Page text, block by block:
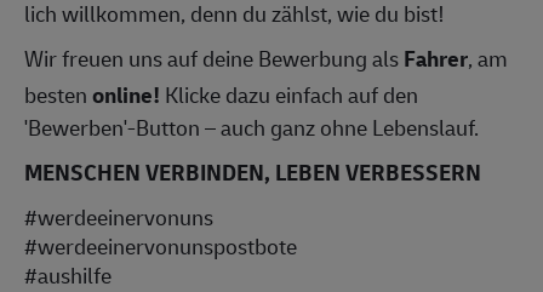
lich willkommen, denn du zählst, wie du bist!
Wir freuen uns auf deine Bewerbung alsFahrer, am
bestenonline! Klicke dazu einfach auf den
'Bewerben'-Button – auch ganz ohne Lebenslauf.
MENSCHEN VERBINDEN, LEBEN VERBESSERN
#werdeeinervonuns
#werdeeinervonunspostbote
#aushilfe